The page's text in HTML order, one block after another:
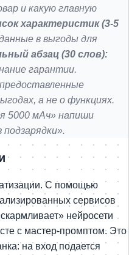
и какую главную
характеристик (3-5
в выгоды для
абзац (30 слов):
гарантии.
а не о функциях.
5000 мАч» напиши
С помощью
сервисов
нейросети
с мастер-промптом. Это
на вход подается